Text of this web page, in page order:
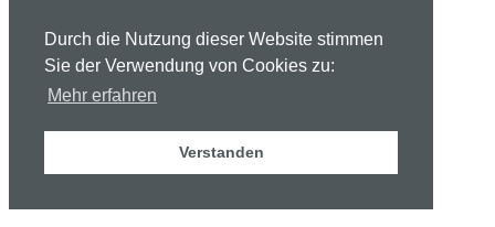
Durch die Nutzung dieser Website stimmen
Sie der Verwendung von Cookies zu:
Mehr erfahren
Verstanden
Großer Baum mit kleinen Herzenswünschen
Bericht